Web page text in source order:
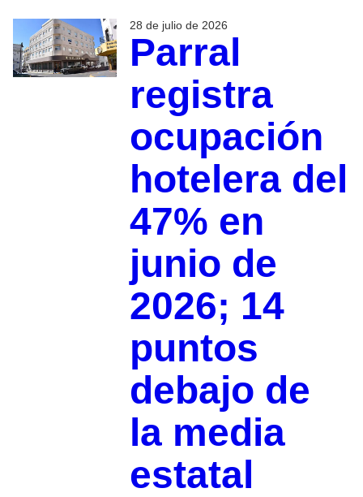
28 de julio de 2026
Parral
registra
ocupación
hotelera del
47% en
junio de
2026; 14
puntos
debajo de
la media
estatal